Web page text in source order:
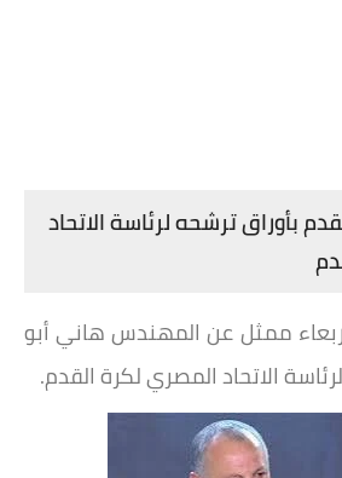
بأوراق ترشحه لرئاسة الاتحاد
ممثل عن المهندس هاني أبو
الاتحاد المصري لكرة القدم.